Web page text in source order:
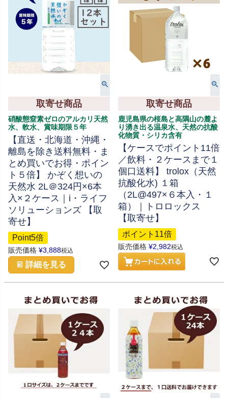
取寄せ商品
硝酸態窒素ゼロのアルカリ天然
水、軟水、賞味期限５年
【直送・北海道・沖縄・
離島を除き送料無料・ま
とめ買いでお得・ポイン
ト５倍】 かぞく想いの
天然水 2L＠324円×6本
入×２ケース｜i・ライフ
ソリューションズ 【取
寄せ】
Point5倍
販売価格 ¥3,888税込
詳細を見る
取寄せ商品
鹿児島県の桜島と高隅山の麓よ
り湧き出る温泉水、天然の抗酸
化物質・シリカ含有
【ケースでポイント11倍
／飲料・２ケースまで１
個口送料】 trolox（天然
抗酸化水) １箱
（2L@497×６本入・１
箱）｜トロロックス
【取寄せ】
ポイント11倍
販売価格 ¥2,982税込